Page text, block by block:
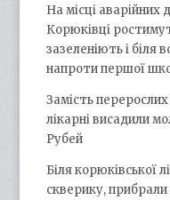
На місці аварійних
Корюківці
зазеленіють і біля
напроти першої
Замість
лікарні висадили
Рубей
Біля корюківської
скверику, прибрали